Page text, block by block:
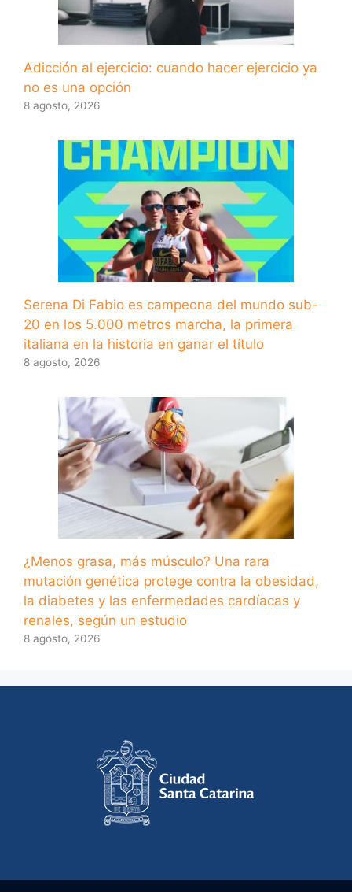
Adicción al ejercicio: cuando hacer ejercicio ya
no es una opción
8 agosto, 2026
Serena Di Fabio es campeona del mundo sub-
20 en los 5.000 metros marcha, la primera
italiana en la historia en ganar el título
8 agosto, 2026
¿Menos grasa, más músculo? Una rara
mutación genética protege contra la obesidad,
la diabetes y las enfermedades cardíacas y
renales, según un estudio
8 agosto, 2026